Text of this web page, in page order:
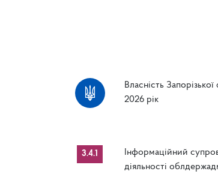
Власність
2026 рік
3.4.1
Інформаційний
діяльності